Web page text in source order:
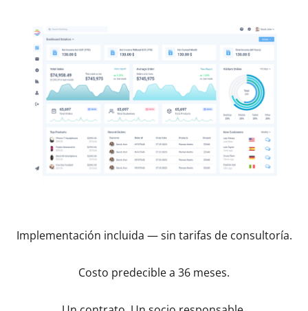
Implementación incluida — sin tarifas de consultoría.
Costo predecible a 36 meses.